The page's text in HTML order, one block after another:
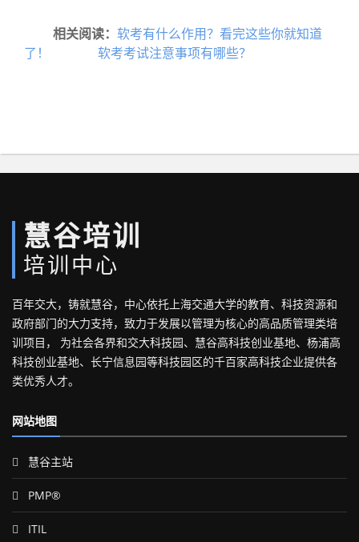
相关阅读： 软考有什么作用？看完这些你就知道
了！
软考考试注意事项有哪些？
慧谷培训
培训中心
百年交大，铸就慧谷，中心依托上海交通大学的教育、科技资源和
政府部门的大力支持，致力于发展以管理为核心的高品质管理类培
训项目， 为社会各界和交大科技园、慧谷高科技创业基地、杨浦高
科技创业基地、长宁信息园等科技园区的千百家高科技企业提供各
类优秀人才。
网站地图
慧谷主站
PMP®
ITIL